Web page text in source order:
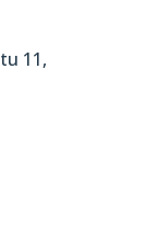
11,